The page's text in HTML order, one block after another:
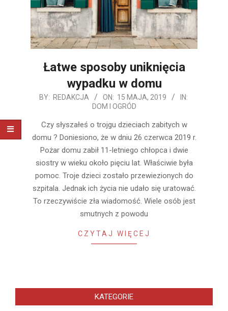
Łatwe sposoby uniknięcia
wypadku w domu
2019-
BY: REDAKCJA ON: 15 MAJA, 2019
IN:
DOM I OGRÓD
Czy słyszałeś o trojgu dzieciach zabitych w
domu ? Doniesiono, że w dniu 26 czerwca 2019 r.
Pożar domu zabił 11-letniego chłopca i dwie
siostry w wieku około pięciu lat. Właściwie była
pomoc. Troje dzieci zostało przewiezionych do
szpitala. Jednak ich życia nie udało się uratować.
To rzeczywiście zła wiadomość. Wiele osób jest
smutnych z powodu
CZYTAJ WIĘCEJ
KATEGORIE